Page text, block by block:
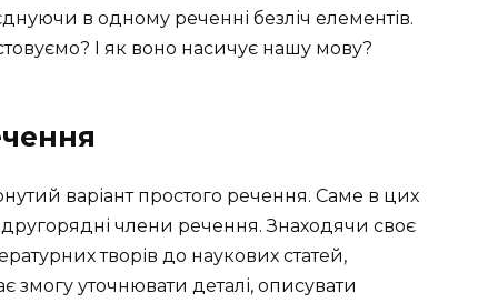
в одному реченні безліч елементів.
І як воно насичує нашу мову?
варіант простого речення. Саме в цих
другорядні члени речення. Знаходячи своє
творів до наукових статей,
змогу уточнювати деталі, описувати